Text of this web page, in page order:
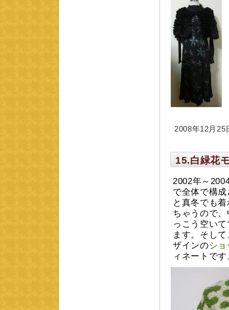
2008年12月
15.白緑花
2002年～
で全体で構
と真冬でも
ちゃうので
っこう空い
ます。そし
ザインのシ
ィネートで